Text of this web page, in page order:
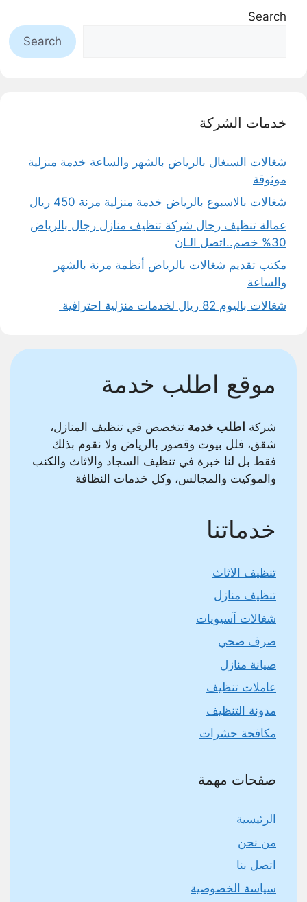
Search
Search
خدمات الشركة
شغالات السنغال بالرياض بالشهر والساعة خدمة منزلية
موثوقة
شغالات بالاسبوع بالرياض خدمة منزلية مرنة 450 ريال
عمالة تنظيف رجال شركة تنظيف منازل رجال بالرياض
30% خصم..اتصل الـان
مكتب تقديم شغالات بالرياض أنظمة مرنة بالشهر
والساعة
شغالات باليوم 82 ريال لخدمات منزلية احترافية
موقع اطلب خدمة
شركة اطلب خدمة تتخصص في تنظيف المنازل،
شقق، فلل بيوت وقصور بالرياض ولا نقوم بذلك
فقط بل لنا خبرة في تنظيف السجاد والاثاث والكنب
والموكيت والمجالس، وكل خدمات النظافة
خدماتنا
تنظيف الاثاث
تنظيف منازل
شغالات آسيويات
صرف صحي
صيانة منازل
عاملات تنظيف
مدونة التنظيف
مكافحة حشرات
صفحات مهمة
الرئيسية
من نحن
اتصل بنا
سياسة الخصوصية